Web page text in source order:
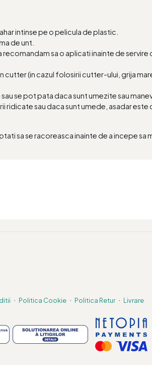
intinse pe o pelicula de plastic.
de unt.
sa o aplicati inainte de
(in cazul folosirii cutter-ului, grija
se pot pata daca sunt umezite sau
sau daca sunt umede, asadar este
sa se racoreasca inainte de a incepe sa
· Politica Cookie · Politica Retur · Livrare